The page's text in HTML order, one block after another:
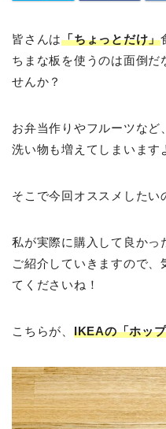
皆さんは「ちょっとだけ」
ちまな板を使うのは面倒だ
せんか？
お弁当作りやフルーツなど
洗い物も増えてしまいます
そこで今回オススメしたい
私が実際に購入して良かっ
ご紹介していきますので
てくださいね！
こちらが、 IKEAの「ホッ